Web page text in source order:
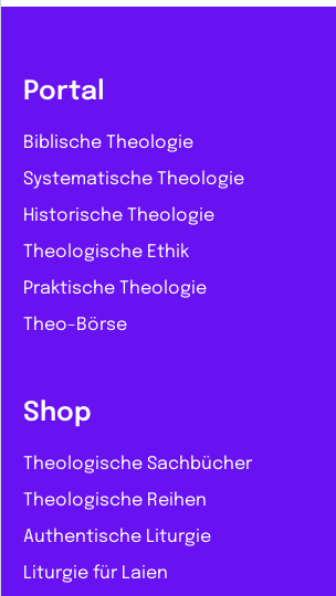
Portal
Biblische Theologie
Systematische Theologie
Historische Theologie
Theologische Ethik
Praktische Theologie
Theo-Börse
Shop
Theologische Sachbücher
Theologische Reihen
Authentische Liturgie
Liturgie für Laien